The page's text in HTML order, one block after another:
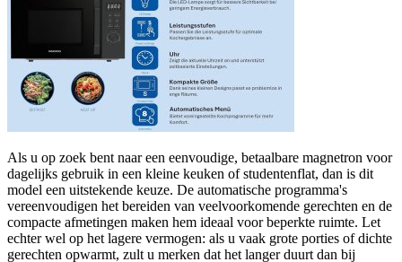
Als u op zoek bent naar een eenvoudige, betaalbare magnetron voor
dagelijks gebruik in een kleine keuken of studentenflat, dan is dit
model een uitstekende keuze. De automatische programma's
vereenvoudigen het bereiden van veelvoorkomende gerechten en de
compacte afmetingen maken hem ideaal voor beperkte ruimte. Let
echter wel op het lagere vermogen: als u vaak grote porties of dichte
gerechten opwarmt, zult u merken dat het langer duurt dan bij